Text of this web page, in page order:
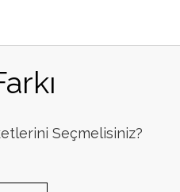
Seçmelisiniz?